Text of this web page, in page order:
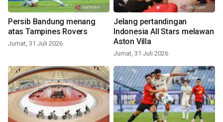
Persib Bandung menang
atas Tampines Rovers
Jumat, 31 Juli 2026
Jelang pertandingan
Indonesia All Stars melawan
Aston Villa
Jumat, 31 Juli 2026